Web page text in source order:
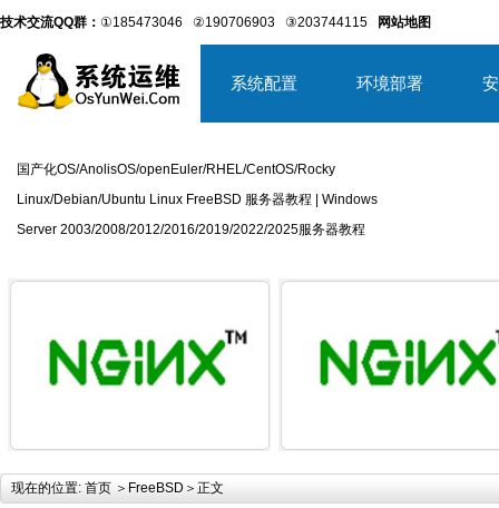
技术交流QQ群： ①185473046 ②190706903 ③203744115 网站地图
系统配置 环境部署
国产化OS/AnolisOS/openEuler/RHEL/CentOS/Rocky
Linux/Debian/Ubuntu Linux FreeBSD 服务器教程 | Windows
Server 2003/2008/2012/2016/2019/2022/2025服务器教程
现在的位置: 首页 ＞ FreeBSD ＞正文